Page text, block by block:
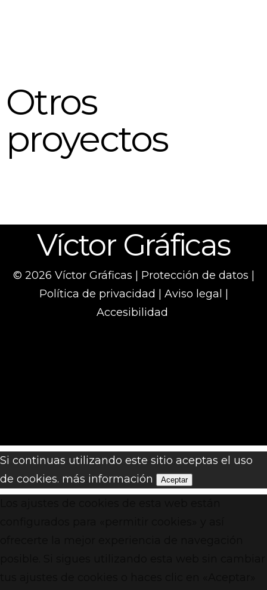
Otros
proyectos
Víctor Gráficas
© 2026 Víctor Gráficas | Protección de datos |
Política de privacidad | Aviso legal |
Accesibilidad
Si continuas utilizando este sitio aceptas el uso
de cookies. más información Aceptar